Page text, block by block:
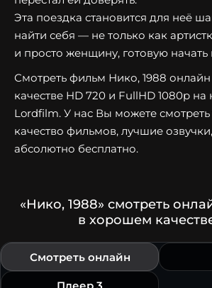
Эта поездка становится для неё
найти себя — не только как
и просто женщину, готовую начать
Смотреть фильм Нико, 1988
качестве HD 720 и FullHD 1080p
Lordfilm. У нас Вы можете
качество фильмов, лучшие
абсолютно бесплатно.
«Нико, 1988» смотреть
в хорошем
Смотреть онлайн